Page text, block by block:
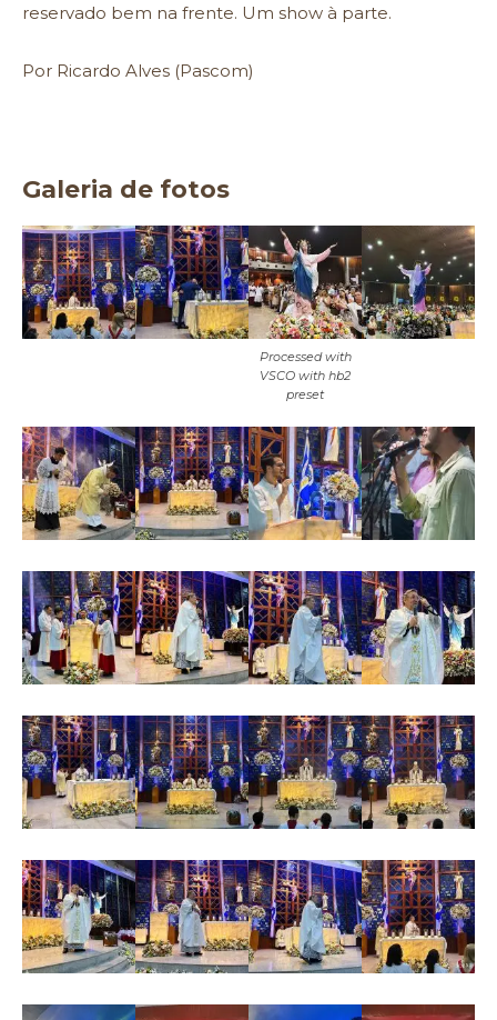
reservado bem na frente. Um show à parte.
Por Ricardo Alves (Pascom)
Galeria de fotos
Processed with
VSCO with hb2
preset